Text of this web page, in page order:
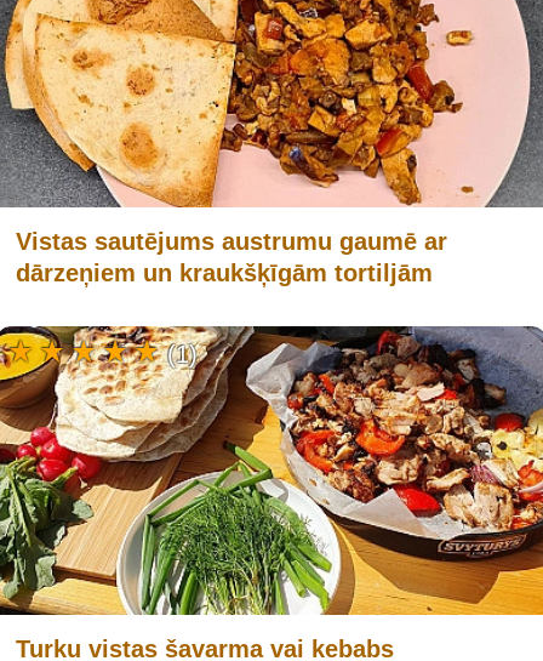
Vistas sautējums austrumu gaumē ar
dārzeņiem un kraukšķīgām tortiljām
Turku vistas šavarma vai kebabs
(1)